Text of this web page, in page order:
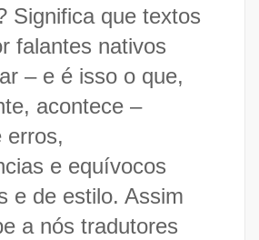
Significa que textos
falantes nativos
– e é isso o que,
acontece –
erros,
e equívocos
e de estilo. Assim
a nós tradutores